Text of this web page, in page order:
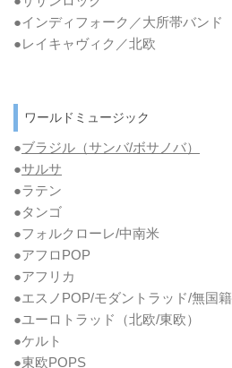
●インディフォーク／大所帯バンド
●レイキャヴィク／北欧
ワールドミュージック
●ブラジル（サンバ/ボサノバ）
●サルサ
●ラテン
●タンゴ
●フォルクローレ/中南米
●アフロPOP
●アフリカ
●エスノPOP/モダントラッド/無国籍
●ユーロトラッド（北欧/東欧）
●ケルト
●東欧POPS